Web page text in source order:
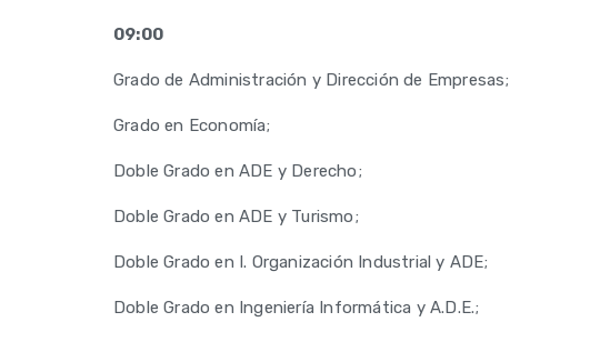
09:00
Grado de Administración y Dirección de Empresas;
Grado en Economía;
Doble Grado en ADE y Derecho;
Doble Grado en ADE y Turismo;
Doble Grado en I. Organización Industrial y ADE;
Doble Grado en Ingeniería Informática y A.D.E.;